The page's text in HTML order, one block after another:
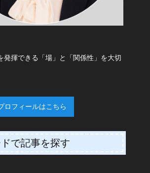
発揮できる「場」と「関係性」を大切
ロフィールはこちら
で記事を探す